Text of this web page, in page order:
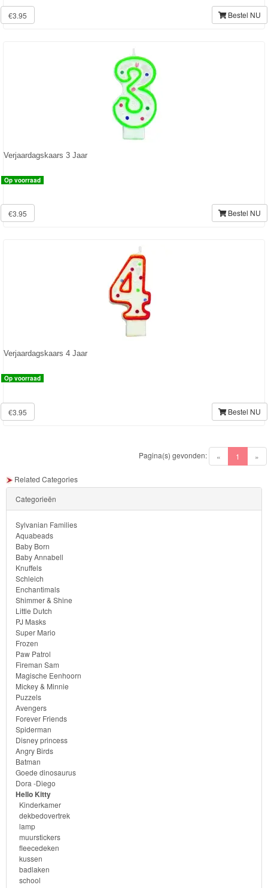
€3.95 Bestel NU
Verjaardagskaars 3 Jaar
Op voorraad
€3.95 Bestel NU
Verjaardagskaars 4 Jaar
Op voorraad
€3.95 Bestel NU
« 1 (current)
»
Pagina(s) gevonden:
Related Categories
Categorieën
Sylvanian Families
Aquabeads
Baby Born
Baby Annabell
Knuffels
Schleich
Enchantimals
Shimmer & Shine
Little Dutch
PJ Masks
Super Mario
Frozen
Paw Patrol
Fireman Sam
Magische Eenhoorn
Mickey & Minnie
Puzzels
Avengers
Forever Friends
Spiderman
Disney princess
Angry Birds
Batman
Goede dinosaurus
Dora -Diego
Hello Kitty
Kinderkamer
dekbedovertrek
lamp
muurstickers
fleecedeken
kussen
badlaken
school